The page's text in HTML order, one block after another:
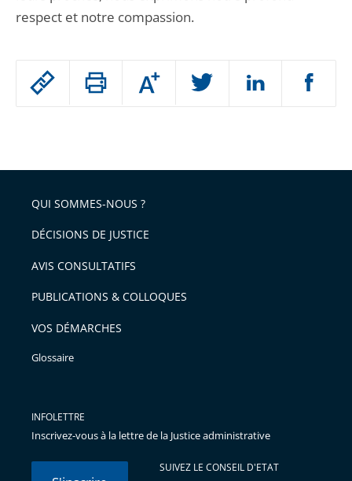
Passer
arriver
après
Augmenter
ou
l'article
pour
avant
respect et notre compassion.
QUI SOMMES-NOUS ?
DÉCISIONS DE JUSTICE
AVIS CONSULTATIFS
PUBLICATIONS & COLLOQUES
VOS DÉMARCHES
Glossaire
INFOLETTRE
Inscrivez-vous à la lettre de la Justice administrative
SUIVEZ LE CONSEIL D'ETAT